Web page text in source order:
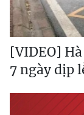
[VIDEO]
7 ngày dịp